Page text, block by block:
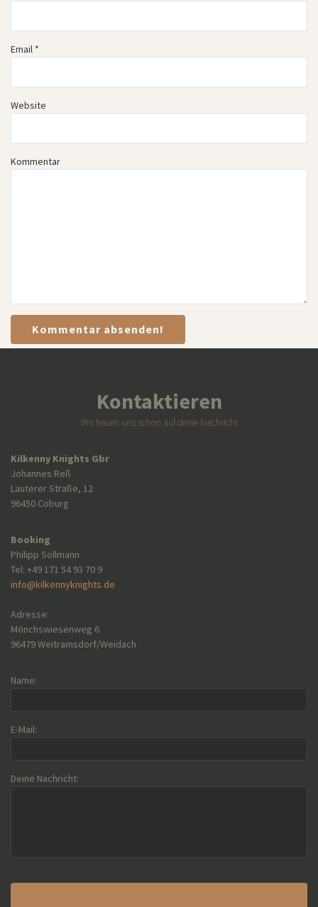
Email *
Website
Kommentar
Kontaktieren
Wir freuen uns schon auf deine Nachricht
Kilkenny Knights Gbr
Johannes Reß
Lauterer Straße, 12
96450 Coburg
Booking
Philipp Sollmann
Tel: +49 171 54 93 70 9
info@kilkennyknights.de
Adresse:
Mönchswiesenweg 6
96479 Weitramsdorf/Weidach
Name:
E-Mail:
Deine Nachricht: